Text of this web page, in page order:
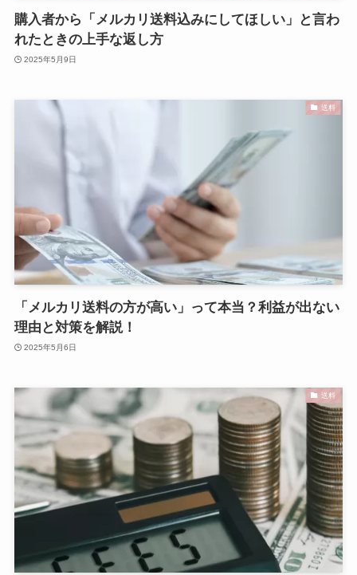
購入者から「メルカリ送料込みにしてほしい」と言わ
れたときの上手な返し方
2025年5月9日
送料
「メルカリ送料の方が高い」って本当？利益が出ない
理由と対策を解説！
2025年5月6日
送料